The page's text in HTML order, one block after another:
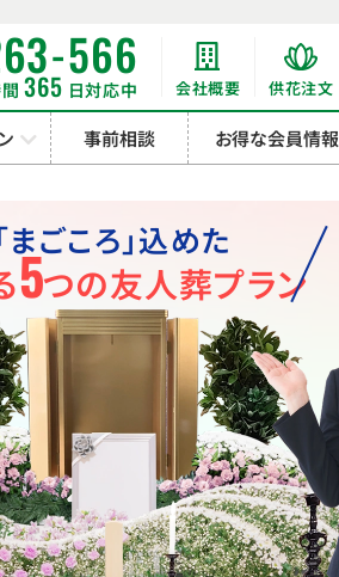
-566
365 日対応中 会社概要 供花注文
事前相談 お得な会員情報
まごころ」込めた
5つの友人葬プラン